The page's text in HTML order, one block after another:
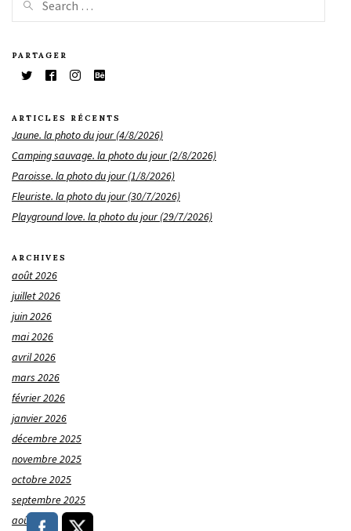
PARTAGER
ARTICLES RÉCENTS
Jaune. la photo du jour (4/8/2026)
Camping sauvage. la photo du jour (2/8/2026)
Paroisse. la photo du jour (1/8/2026)
Fleuriste. la photo du jour (30/7/2026)
Playground love. la photo du jour (29/7/2026)
ARCHIVES
août 2026
juillet 2026
juin 2026
mai 2026
avril 2026
mars 2026
février 2026
janvier 2026
décembre 2025
novembre 2025
octobre 2025
septembre 2025
août 2025